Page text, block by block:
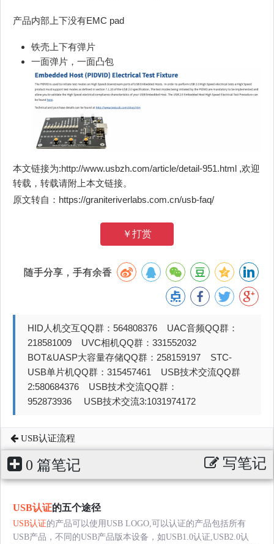
产品内部上下没有EMC pad
铁壳上下有弹片
一面弹片，一面凸包
本文链接为:http://www.usbzh.com/article/detail-951.html ,欢迎
转载，转载请附上本文链接。
原文转自：https://graniteriverlabs.com.cn/usb-faq/
￥打赏
随手分享，手有余香
HID人机交互QQ群：564808376 UAC音频QQ群：
218581009 UVC相机QQ群：331552032
BOT&UASP大容量存储QQ群：258159197 STC-
USB单片机QQ群：315457461 USB技术交流QQ群
2:580684376 USB技术交流QQ群：
952873936 USB技术交流3:1031974172
USB认证流程
0 篇笔记 写笔记
USB认证的五个途径
USB认证的产品可以使用USB LOGO,可以认证的产品包括所有
USB产品，不同的USB产品版本设备，如USB1.0认证,USB2.0认